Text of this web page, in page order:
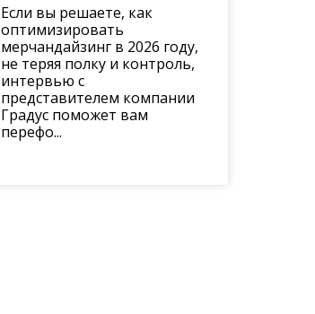
Если вы решаете, как
оптимизировать
мерчандайзинг в 2026 году,
не теряя полку и контроль,
интервью с
представителем компании
Градус поможет вам
перефо...